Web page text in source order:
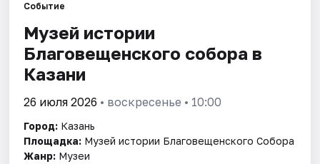
Событие
Музей истории
Благовещенского собора в
Казани
26 июля 2026 • воскресенье • 10:00
Город: Казань
Площадка: Музей истории Благовещенского Собора
Жанр: Музеи